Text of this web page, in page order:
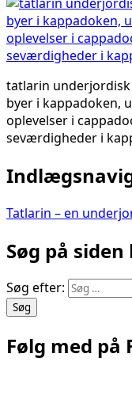
tatlarin
byer i kappadoken,
oplevelser i
seværdigheder i
Tatlarin – en
Søg på siden
Søg efter:
Følg med på